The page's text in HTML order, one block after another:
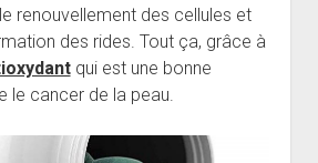
renouvellement des cellules et
des rides. Tout ça, grâce à
qui est une bonne
le cancer de la peau.